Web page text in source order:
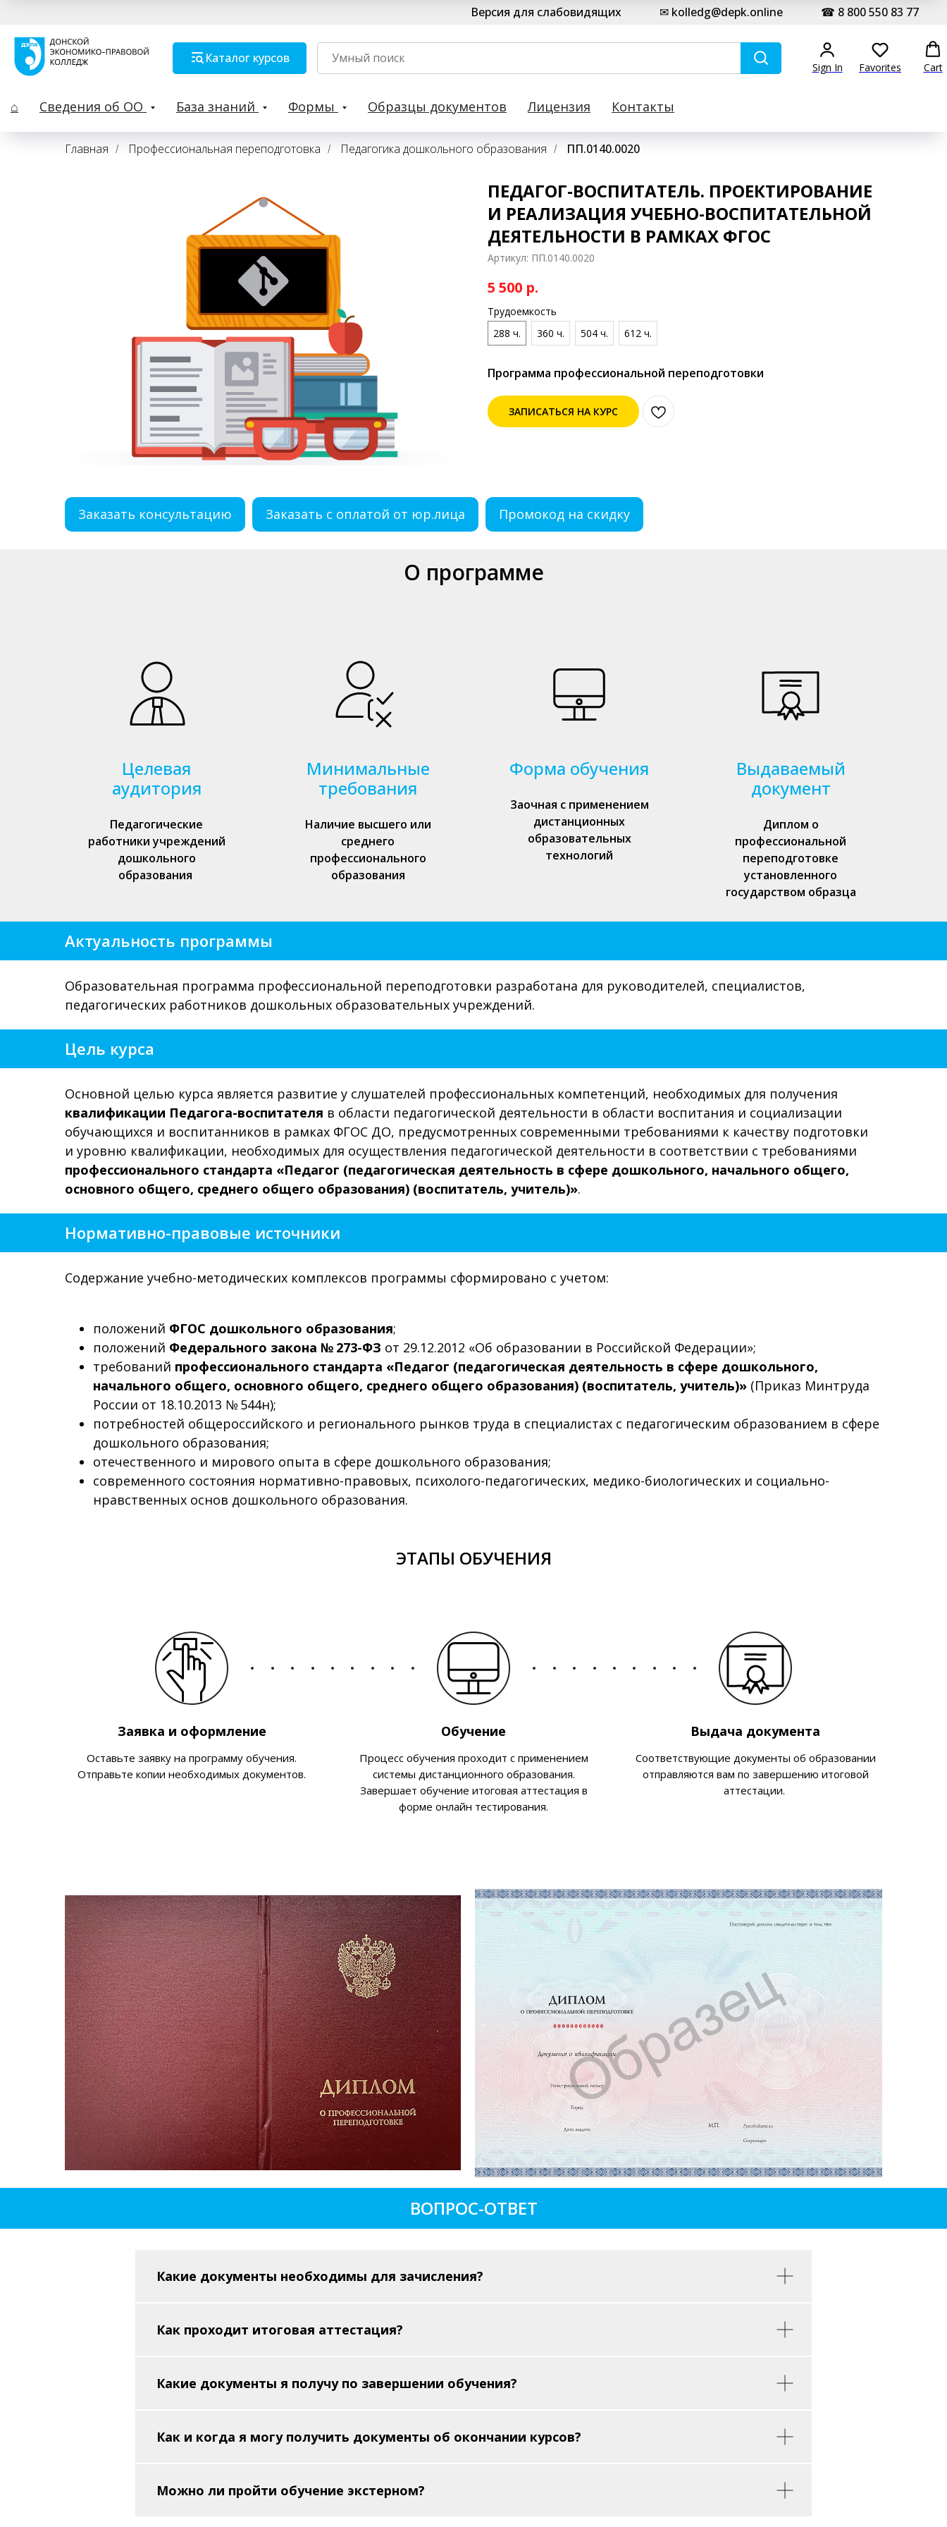
Версия для слабовидящих ✉ kolledg@depk.online ☎ 8 800 550 83 77
Каталог курсов
Sign In Favorites Cart
⌂ Сведения об ОО База знаний Формы Образцы документов Лицензия Контакты
Главная / Профессиональная переподготовка / Педагогика дошкольного образования / ПП.0140.0020
ПЕДАГОГ-ВОСПИТАТЕЛЬ. ПРОЕКТИРОВАНИЕ
И РЕАЛИЗАЦИЯ УЧЕБНО-ВОСПИТАТЕЛЬНОЙ
ДЕЯТЕЛЬНОСТИ В РАМКАХ ФГОС
Артикул: ПП.0140.0020
5 500 р.
Трудоемкость
288 ч.
360 ч. 504 ч. 612 ч.
Программа профессиональной переподготовки
ЗАПИСАТЬСЯ НА КУРС
Заказать консультацию Заказать с оплатой от юр.лица Промокод на скидку
О программе
Целевая
аудитория
Педагогические
работники учреждений
дошкольного
образования
Минимальные
требования
Наличие высшего или
среднего
профессионального
образования
Форма обучения
Заочная с применением
дистанционных
образовательных
технологий
Выдаваемый
документ
Диплом о
профессиональной
переподготовке
установленного
государством образца
Актуальность программы
Образовательная программа профессиональной переподготовки разработана для руководителей, специалистов,
педагогических работников дошкольных образовательных учреждений.
Цель курса
Основной целью курса является развитие у слушателей профессиональных компетенций, необходимых для получения
квалификации Педагога-воспитателя в области педагогической деятельности в области воспитания и социализации
обучающихся и воспитанников в рамках ФГОС ДО, предусмотренных современными требованиями к качеству подготовки
и уровню квалификации, необходимых для осуществления педагогической деятельности в соответствии с требованиями
профессионального стандарта «Педагог (педагогическая деятельность в сфере дошкольного, начального общего,
основного общего, среднего общего образования) (воспитатель, учитель)».
Нормативно-правовые источники
Содержание учебно-методических комплексов программы сформировано с учетом:
положений ФГОС дошкольного образования;
положений Федерального закона № 273-ФЗ от 29.12.2012 «Об образовании в Российской Федерации»;
требований профессионального стандарта «Педагог (педагогическая деятельность в сфере дошкольного,
начального общего, основного общего, среднего общего образования) (воспитатель, учитель)» (Приказ Минтруда
России от 18.10.2013 № 544н);
потребностей общероссийского и регионального рынков труда в специалистах с педагогическим образованием в сфере
дошкольного образования;
отечественного и мирового опыта в сфере дошкольного образования;
современного состояния нормативно-правовых, психолого-педагогических, медико-биологических и социально-
нравственных основ дошкольного образования.
ЭТАПЫ ОБУЧЕНИЯ
Заявка и оформление
Оставьте заявку на программу обучения.
Отправьте копии необходимых документов.
Обучение
Процесс обучения проходит с применением
системы дистанционного образования.
Завершает обучение итоговая аттестация в
форме онлайн тестирования.
Выдача документа
Соответствующие документы об образовании
отправляются вам по завершению итоговой
аттестации.
ВОПРОС-ОТВЕТ
Какие документы необходимы для зачисления?
Как проходит итоговая аттестация?
Какие документы я получу по завершении обучения?
Как и когда я могу получить документы об окончании курсов?
Можно ли пройти обучение экстерном?